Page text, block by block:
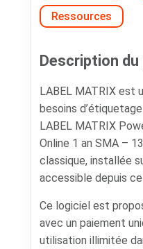
Ressources
Description du
LABEL MATRIX est
besoins
LABEL MATRIX
Online 1 an SMA –
classique, installée
accessible depuis
Ce logiciel est
avec un paiement
utilisation illimitée